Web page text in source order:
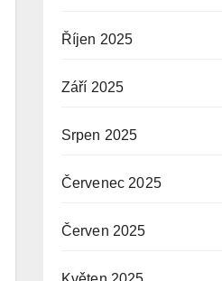
Říjen 2025
Září 2025
Srpen 2025
Červenec 2025
Červen 2025